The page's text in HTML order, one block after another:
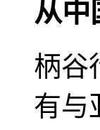
从中
柄谷
有与